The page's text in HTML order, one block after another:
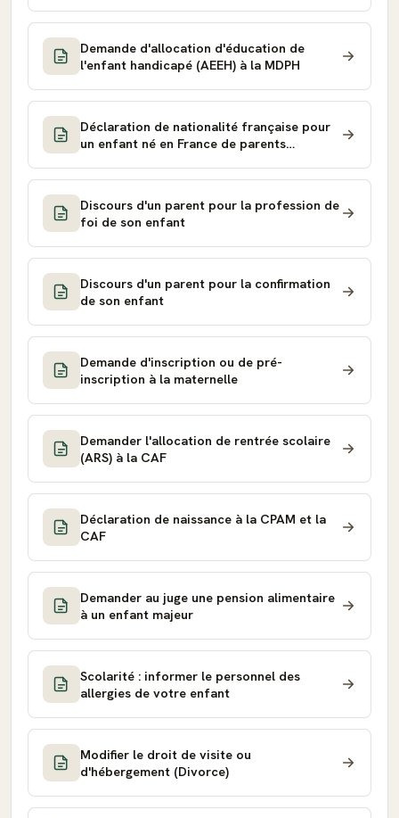
Demande d'allocation d'éducation de
l'enfant handicapé (AEEH) à la MDPH
Déclaration de nationalité française pour
un enfant né en France de parents
Discours d'un parent pour la profession de
foi de son enfant
Discours d'un parent pour la confirmation
de son enfant
Demande d'inscription ou de pré-
inscription à la maternelle
Demander l'allocation de rentrée scolaire
(ARS) à la CAF
Déclaration de naissance à la CPAM et la
CAF
Demander au juge une pension alimentaire
à un enfant majeur
Scolarité : informer le personnel des
allergies de votre enfant
Modifier le droit de visite ou
d'hébergement (Divorce)